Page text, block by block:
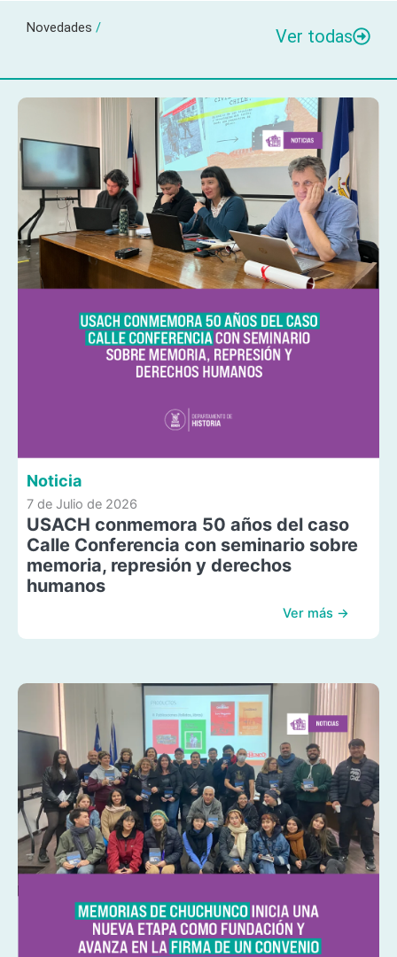
Novedades / Ver todas
Noticia
7 de Julio de 2026
USACH conmemora 50 años del caso
Calle Conferencia con seminario sobre
memoria, represión y derechos
humanos
Ver más →